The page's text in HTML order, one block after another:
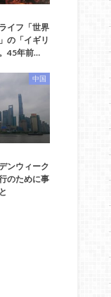
イフ「世界
の「イギリ
45年前…
中国
ンウィーク
のために事